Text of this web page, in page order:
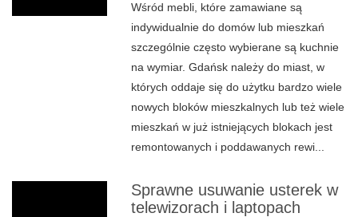
Wśród mebli, które zamawiane są
indywidualnie do domów lub mieszkań
szczególnie często wybierane są kuchnie
na wymiar. Gdańsk należy do miast, w
których oddaje się do użytku bardzo wiele
nowych bloków mieszkalnych lub też wiele
mieszkań w już istniejących blokach jest
remontowanych i poddawanych rewi...
Sprawne usuwanie usterek w
telewizorach i laptopach